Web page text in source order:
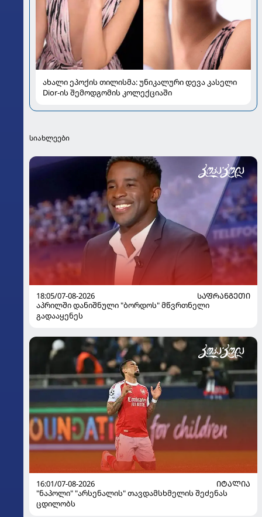
ახალი ეპოქის თილისმა: უნიკალური დევა კასელი
Dior-ის შემოდგომის კოლექციაში
სიახლეები
18:05/07-08-2026
ᲡᲐᲤᲠᲐᲜᲒᲔᲗᲘ
აპრილში დანიშნული "ბორდოს" მწვრთნელი
გადააყენეს
16:01/07-08-2026
ᲘᲢᲐᲚᲘᲐ
"ნაპოლი" "არსენალის" თავდამსხმელის შეძენას
ცდილობს